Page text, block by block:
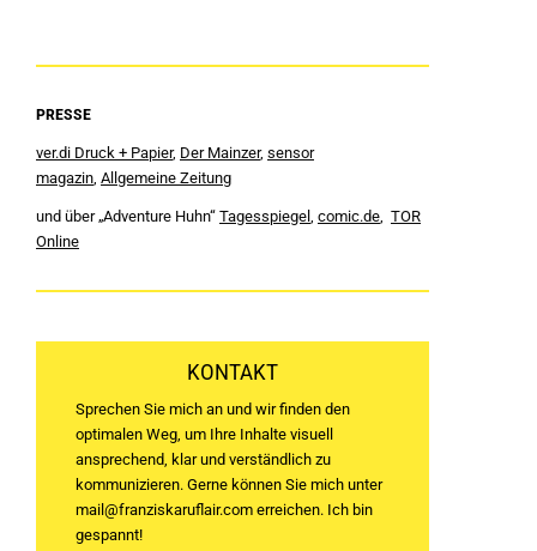
PRESSE
ver.di Druck + Papier, Der Mainzer, sensor
magazin Allgemeine Zeitung
und über „Adventure Huhn“ Tagesspiegel comic.de TOR
Online
KONTAKT
Sprechen Sie mich an und wir finden den
optimalen Weg, um Ihre Inhalte visuell
ansprechend, klar und verständlich zu
kommunizieren. Gerne können Sie mich unter
mail@franziskaruflair.comerreichen. Ich bin
gespannt!